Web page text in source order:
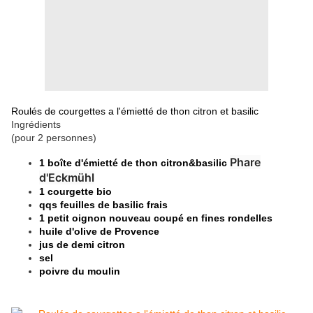
Roulés de courgettes a l'émietté de thon citron et basilic
Ingrédients
(pour 2 personnes)
1 boîte d'émietté de thon citron&basilic Phare
d'Eckmühl
1 courgette bio
qqs feuilles de basilic frais
1 petit oignon nouveau coupé en fines rondelles
huile d'olive de Provence
jus de demi citron
sel
poivre du moulin